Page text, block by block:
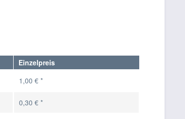
Einzelpreis
1,00 € *
0,30 € *